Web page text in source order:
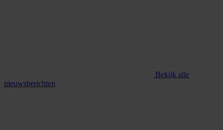
Bekijk alle
nieuwsberichten